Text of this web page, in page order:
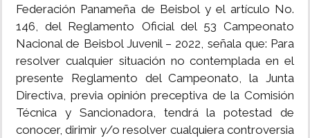
Federación Panameña de Beisbol y el artículo No.
146, del Reglamento Oficial del 53 Campeonato
Nacional de Beisbol Juvenil – 2022, señala que: Para
resolver cualquier situación no contemplada en el
presente Reglamento del Campeonato, la Junta
Directiva, previa opinión preceptiva de la Comisión
Técnica y Sancionadora, tendrá la potestad de
conocer, dirimir y/o resolver cualquiera controversia